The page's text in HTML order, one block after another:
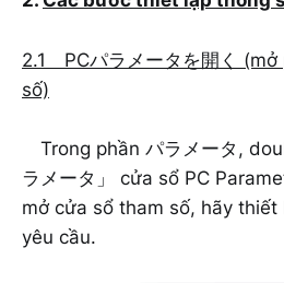
2.1 PCパラメータを開く
số)
Trong phần パラメータ,
ラメータ」 cửa sổ PC
mở cửa sổ tham số, hãy
yêu cầu.